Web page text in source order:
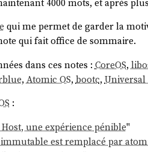
qui me permet de garder la
qui fait office de sommaire.
dans ces notes : CoreOS,
, Atomic OS, bootc, Universal
:
une expérience pénible"
est remplacé par